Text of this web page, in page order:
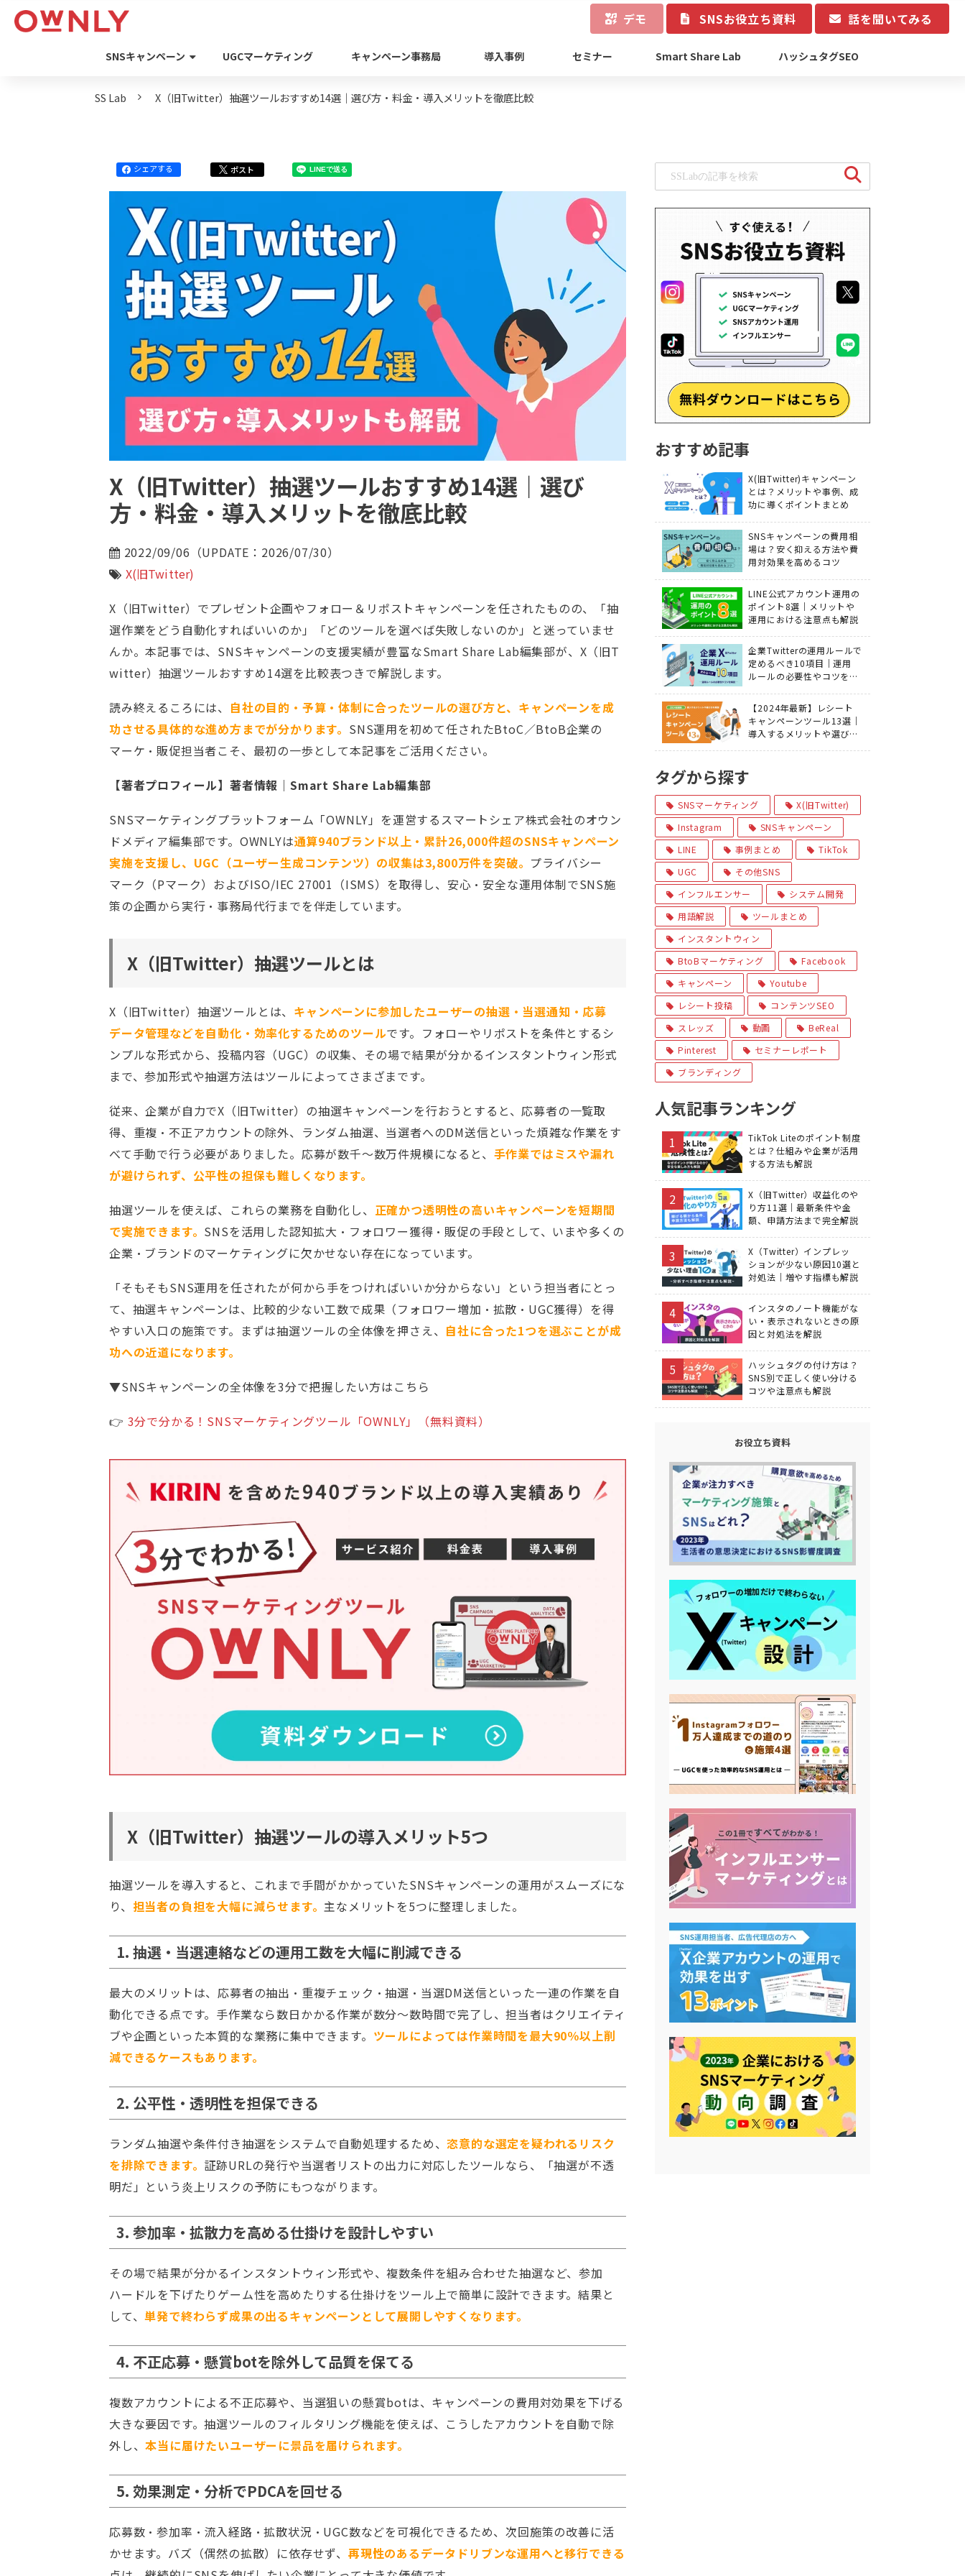
デモ SNSお役立ち資料 話を聞いてみる
SNSキャンペーン UGCマーケティング キャンペーン事務局 導入事例 セミナー Smart Share Lab ハッシュタグSEO
SS Lab X（旧Twitter）抽選ツールおすすめ14選｜選び方・料金・導入メリットを徹底比較
シェアする ポスト LINEで送る
X（旧Twitter）抽選ツールおすすめ14選｜選び
方・料金・導入メリットを徹底比較
2022/09/06（UPDATE：2026/07/30）
X(旧Twitter)
X（旧Twitter）でプレゼント企画やフォロー＆リポストキャンペーンを任されたものの、「抽
選作業をどう自動化すればいいのか」「どのツールを選べば失敗しないのか」と迷っていませ
んか。本記事では、SNSキャンペーンの支援実績が豊富なSmart Share Lab編集部が、X（旧T
witter）抽選ツールおすすめ14選を比較表つきで解説します。
読み終えるころには、 自社の目的・予算・体制に合ったツールの選び方と、キャンペーンを成
功させる具体的な進め方までが分かります。 SNS運用を初めて任されたBtoC／BtoB企業の
マーケ・販促担当者こそ、最初の一歩として本記事をご活用ください。
【著者プロフィール】著者情報｜Smart Share Lab編集部
SNSマーケティングプラットフォーム「OWNLY」を運営するスマートシェア株式会社のオウン
ドメディア編集部です。OWNLYは通算940ブランド以上・累計26,000件超のSNSキャンペーン
実施を支援し、UGC（ユーザー生成コンテンツ）の収集は3,800万件を突破。 プライバシー
マーク（Pマーク）およびISO/IEC 27001（ISMS）を取得し、安心・安全な運用体制でSNS施
策の企画から実行・事務局代行までを伴走しています。
X（旧Twitter）抽選ツールとは
X（旧Twitter）抽選ツールとは、 キャンペーンに参加したユーザーの抽選・当選通知・応募
データ管理などを自動化・効率化するためのツールです。フォローやリポストを条件とするシ
ンプルな形式から、投稿内容（UGC）の収集、その場で結果が分かるインスタントウィン形式
まで、参加形式や抽選方法はツールによってさまざまです。
従来、企業が自力でX（旧Twitter）の抽選キャンペーンを行おうとすると、応募者の一覧取
得、重複・不正アカウントの除外、ランダム抽選、当選者へのDM送信といった煩雑な作業をす
べて手動で行う必要がありました。応募が数千〜数万件規模になると、 手作業ではミスや漏れ
が避けられず、公平性の担保も難しくなります。
抽選ツールを使えば、これらの業務を自動化し、 正確かつ透明性の高いキャンペーンを短期間
で実施できます。 SNSを活用した認知拡大・フォロワー獲得・販促の手段として、いまや多くの
企業・ブランドのマーケティングに欠かせない存在になっています。
「そもそもSNS運用を任されたが何から手をつければいいか分からない」という担当者にとっ
て、抽選キャンペーンは、比較的少ない工数で成果（フォロワー増加・拡散・UGC獲得）を得
やすい入口の施策です。まずは抽選ツールの全体像を押さえ、 自社に合った1つを選ぶことが成
功への近道になります。
▼SNSキャンペーンの全体像を3分で把握したい方はこちら
👉 3分で分かる！SNSマーケティングツール「OWNLY」（無料資料）
X（旧Twitter）抽選ツールの導入メリット5つ
抽選ツールを導入すると、これまで手間がかかっていたSNSキャンペーンの運用がスムーズにな
り、 担当者の負担を大幅に減らせます。主なメリットを5つに整理しました。
1. 抽選・当選連絡などの運用工数を大幅に削減できる
最大のメリットは、応募者の抽出・重複チェック・抽選・当選DM送信といった一連の作業を自
動化できる点です。手作業なら数日かかる作業が数分〜数時間で完了し、担当者はクリエイティ
ブや企画といった本質的な業務に集中できます。 ツールによっては作業時間を最大90％以上削
減できるケースもあります。
2. 公平性・透明性を担保できる
ランダム抽選や条件付き抽選をシステムで自動処理するため、恣意的な選定を疑われるリスク
を排除できます。 証跡URLの発行や当選者リストの出力に対応したツールなら、「抽選が不透
明だ」という炎上リスクの予防にもつながります。
3. 参加率・拡散力を高める仕掛けを設計しやすい
その場で結果が分かるインスタントウィン形式や、複数条件を組み合わせた抽選など、参加
ハードルを下げたりゲーム性を高めたりする仕掛けをツール上で簡単に設計できます。結果と
して、単発で終わらず成果の出るキャンペーンとして展開しやすくなります。
4. 不正応募・懸賞botを除外して品質を保てる
複数アカウントによる不正応募や、当選狙いの懸賞botは、キャンペーンの費用対効果を下げる
大きな要因です。抽選ツールのフィルタリング機能を使えば、こうしたアカウントを自動で除
外し、本当に届けたいユーザーに景品を届けられます。
5. 効果測定・分析でPDCAを回せる
応募数・参加率・流入経路・拡散状況・UGC数などを可視化できるため、次回施策の改善に活
かせます。バズ（偶然の拡散）に依存せず、 再現性のあるデータドリブンな運用へと移行できる
おすすめ記事
X(旧Twitter)キャンペーン
とは？メリットや事例、成
功に導くポイントまとめ
SNSキャンペーンの費用相
場は？安く抑える方法や費
用対効果を高めるコツ
LINE公式アカウント運用の
ポイント8選｜メリットや
運用における注意点も解説
企業Twitterの運用ルールで
定めるべき10項目｜運用
ルールの必要性やコツを解
【2024年最新】レシート
キャンペーンツール13選｜
導入するメリットや選び方
タグから探す
SNSマーケティング
X(旧Twitter)
Instagram
SNSキャンペーン
LINE
事例まとめ
TikTok
UGC
その他SNS
インフルエンサー
システム開発
用語解説
ツールまとめ
インスタントウィン
BtoBマーケティング
Facebook
キャンペーン
Youtube
レシート投稿
コンテンツSEO
スレッズ
動画
BeReal
Pinterest
セミナーレポート
ブランディング
人気記事ランキング
TikTok Liteのポイント制度
とは？仕組みや企業が活用
する方法も解説
X（旧Twitter）収益化のや
り方11選｜最新条件や金
額、申請方法まで完全解説
X（Twitter）インプレッ
ションが少ない原因10選と
対処法｜増やす指標も解説
インスタのノート機能がな
い・表示されないときの原
因と対処法を解説
ハッシュタグの付け方は？
SNS別で正しく使い分ける
コツや注意点も解説
お役立ち資料